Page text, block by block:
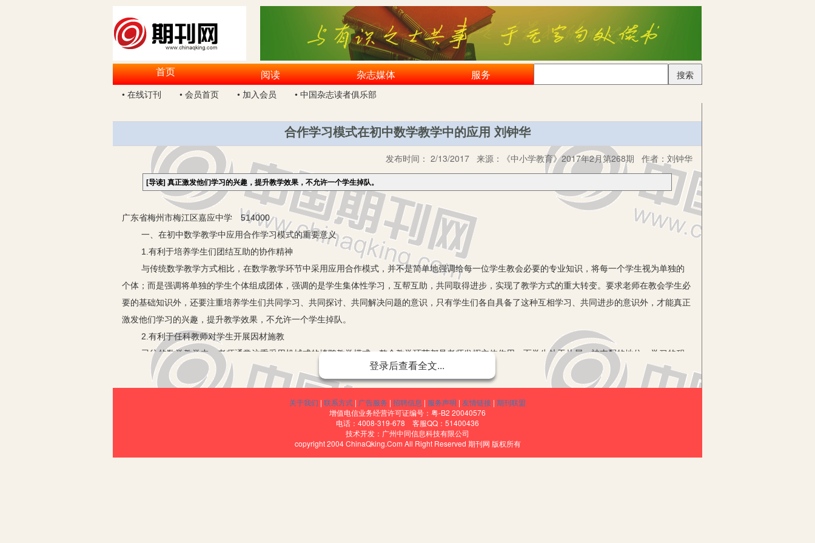
首页 阅读 杂志媒体 服务
搜索
• 在线订刊
• 会员首页 • 加入会员 • 中国杂志读者俱乐部
合作学习模式在初中数学教学中的应用 刘钟华
发布时间： 2/13/2017 来源： 《中小学教育》2017年2月第268期 作者： 刘钟华
[导读]真正激发他们学习的兴趣，提升教学效果，不允许一个学生掉队。
广东省梅州市梅江区嘉应中学 514000
一、在初中数学教学中应用合作学习模式的重要意义
1.有利于培养学生们团结互助的协作精神
与传统数学教学方式相比，在数学教学环节中采用应用合作模式，并不是简单地强调给每一位学生教会必要的专业知识，将每一个学生视为单独的
个体；而是强调将单独的学生个体组成团体，强调的是学生集体性学习，互帮互助，共同取得进步，实现了教学方式的重大转变。要求老师在教会学生必
要的基础知识外，还要注重培养学生们共同学习、共同探讨、共同解决问题的意识，只有学生们各自具备了这种互相学习、共同进步的意识外，才能真正
激发他们学习的兴趣，提升教学效果，不允许一个学生掉队。
2.有利于任科教师对学生开展因材施教
已往的数学教学中，老师通常注重采用机械式的填鸭教学模式，整个教学环节都是老师发挥主体作用，而学生处于从属、被支配的地位，学习的积
极性和主动性不高，不被老师所重视。而在当前的数学教学中，采用合作教学模式，凸显了教师和学生的“双主体”模式，课堂开始融入了师生研讨环节，
容许学生对问题发表自己的看法和意见，使老师开始关注于学生对知识的接受程度和接受能力的再培养。例如，老师在开展对某个研究课题讲解时，可以
把同学们分为若干个小组，让学生们针对课题发表自己的见解。在这个过程中，就会暴漏出某些学生对知识接受能力的差异，摸清不同学生学习的盲点，
从而针对不同学生采取不同的教学模式，帮助他们弥补差距，扎实数学基础。
登录后查看全文...
关于我们 | 联系方式 | 广告服务 | 招聘信息 | 服务声明 | 友情链接 | 期刊联盟
增值电信业务经营许可证编号：粤-B2 20040576
电话：4008-319-678 客服QQ：51400436
技术开发：广州中同信息科技有限公司
copyright 2004 ChinaQking.Com All Right Reserved 期刊网 版权所有